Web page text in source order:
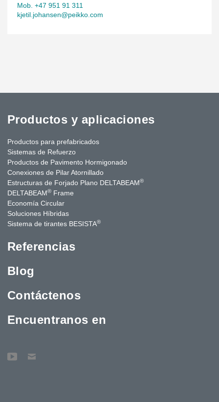
Mob. +47 951 91 311
kjetil.johansen@peikko.com
Productos y aplicaciones
Productos para prefabricados
Sistemas de Refuerzo
Productos de Pavimento Hormigonado
Conexiones de Pilar Atornillado
Estructuras de Forjado Plano DELTABEAM®
DELTABEAM® Frame
Economía Circular
Soluciones Híbridas
Sistema de tirantes BESISTA®
Referencias
Blog
Contáctenos
Encuentranos en